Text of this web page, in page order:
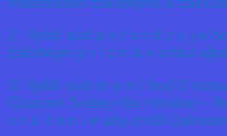
2. Vyšší súd p o t v r d z u j e
žalobkyni p r i z n á v a titul
3. Vyšší súd m e n í bod 3
Cisárovi Svätej ríše rímskej –
o r ú č a n i e aby znížil